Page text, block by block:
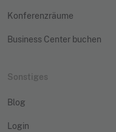
Konferenzräume
Business Center buchen
Sonstiges
Blog
Login